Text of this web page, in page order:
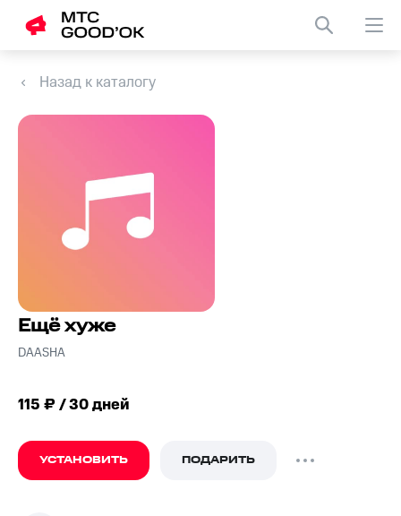
Назад к каталогу
Ещё хуже
DAASHA
115 ₽ / 30 дней
УСТАНОВИТЬ ПОДАРИТЬ